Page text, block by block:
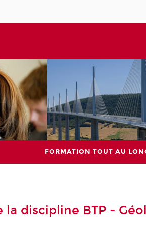
FORMATION TOUT AU
la discipline BTP -